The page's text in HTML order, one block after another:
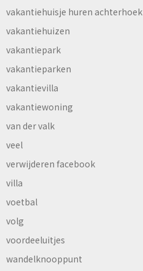
vakantiehuisje huren achterhoek
vakantiehuizen
vakantiepark
vakantieparken
vakantievilla
vakantiewoning
van der valk
veel
verwijderen facebook
villa
voetbal
volg
voordeeluitjes
wandelknooppunt